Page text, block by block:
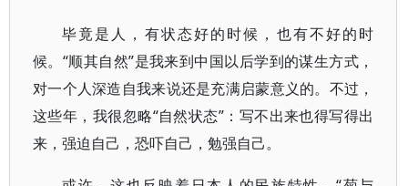
毕竟是人，有状态好的时候，也有不好的时
候。“顺其自然”是我来到中国以后学到的谋生方式，
对一个人深造自我来说还是充满启蒙意义的。不过，
这些年，我很忽略“自然状态”：写不出来也得写得出
来，强迫自己，恐吓自己，勉强自己。